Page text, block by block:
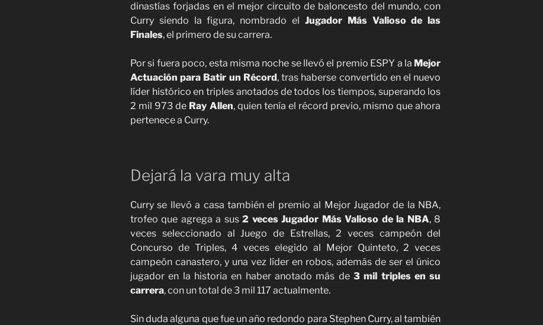
dinastías forjadas en el mejor circuito de baloncesto del mundo, con
Curry siendo la figura, nombrado el Jugador Más Valioso de las
Finales, el primero de su carrera.
Por si fuera poco, esta misma noche se llevó el premio ESPY a la Mejor
Actuación para Batir un Récord, tras haberse convertido en el nuevo
líder histórico en triples anotados de todos los tiempos, superando los
2 mil 973 de Ray Allen, quien tenía el récord previo, mismo que ahora
pertenece a Curry.
Dejará la vara muy alta
Curry se llevó a casa también el premio al Mejor Jugador de la NBA,
trofeo que agrega a sus2 veces Jugador Más Valioso de la NBA, 8
veces seleccionado al Juego de Estrellas, 2 veces campeón del
Concurso de Triples, 4 veces elegido al Mejor Quinteto, 2 veces
campeón canastero, y una vez líder en robos, además de ser el único
jugador en la historia en haber anotado más de 3 mil triples en su
carrera, con un total de 3 mil 117 actualmente.
Sin duda alguna que fue un año redondo para Stephen Curry, al también